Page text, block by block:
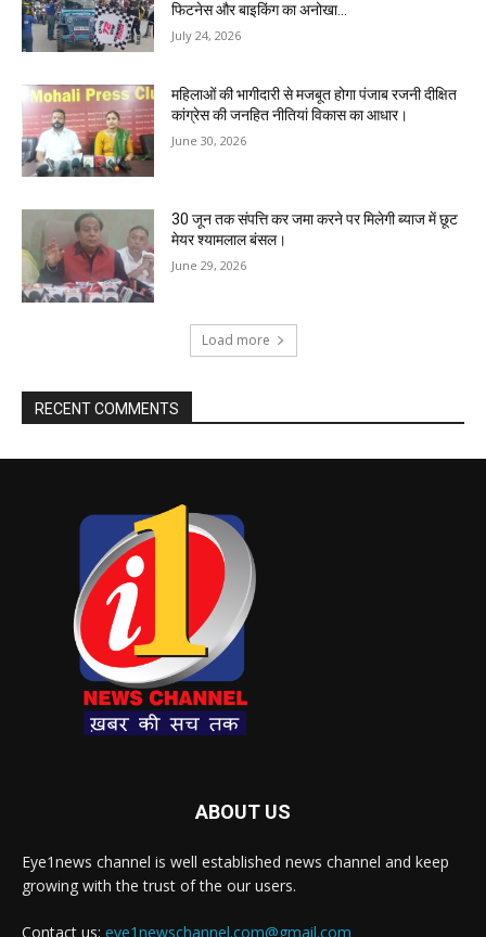
फिटनेस और बाइकिंग का अनोखा...
July 24, 2026
महिलाओं की भागीदारी से मजबूत होगा पंजाब रजनी दीक्षित
कांग्रेस की जनहित नीतियां विकास का आधार।
June 30, 2026
30 जून तक संपत्ति कर जमा करने पर मिलेगी ब्याज में छूट
मेयर श्यामलाल बंसल।
June 29, 2026
Load more
RECENT COMMENTS
ABOUT US
Eye1news channel is well established news channel and keep
growing with the trust of the our users.
Contact us: eye1newschannel.com@gmail.com